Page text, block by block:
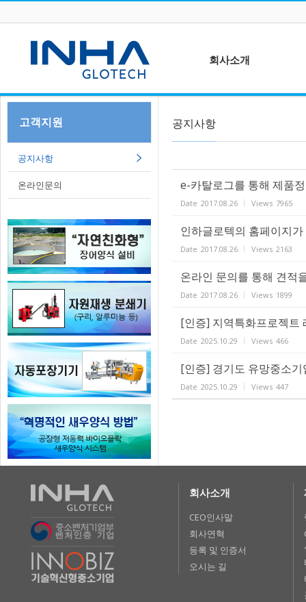
회사소개
회사연혁
고객지원
공지사항
온라인문의
공지사항
e-카탈로그를 통해 제품
Date 2017.08.26 Views 7965
인하글로텍의 홈페이지
Date 2017.08.26 Views 2163
온라인 문의를 통해 견적
Date 2017.08.26 Views 1899
[인증] 지역특화프로젝트
Date 2025.10.29 Views 466
[인증] 경기도 유망중소기
Date 2025.10.29 Views 447
회사소개
CEO인사말
회사연혁
등록 및 인증서
오시는 길
Sketchbook5, 스케치북5
Sketchbook5, 스케치북5